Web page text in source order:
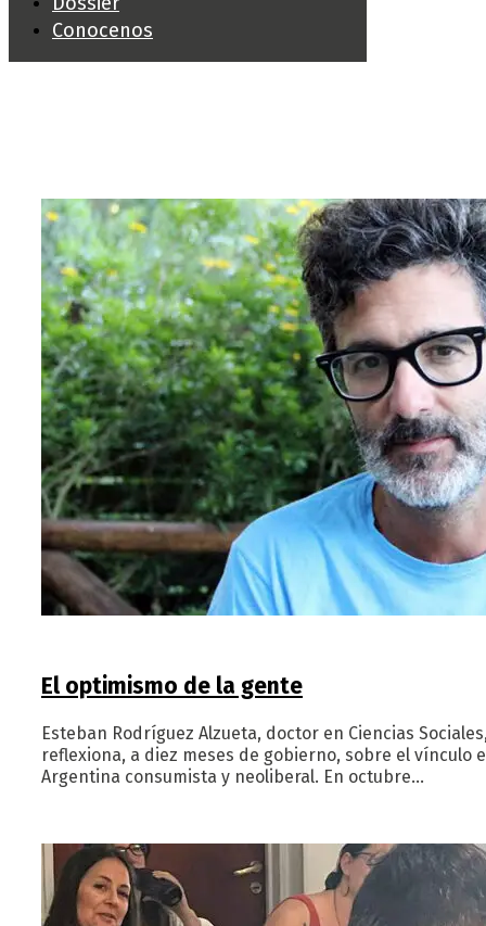
Conocenos
El optimismo de la gente
Esteban Rodríguez Alzueta, doctor en Ciencias
reflexiona, a diez meses de gobierno, sobre el
Argentina consumista y neoliberal. En octubre…